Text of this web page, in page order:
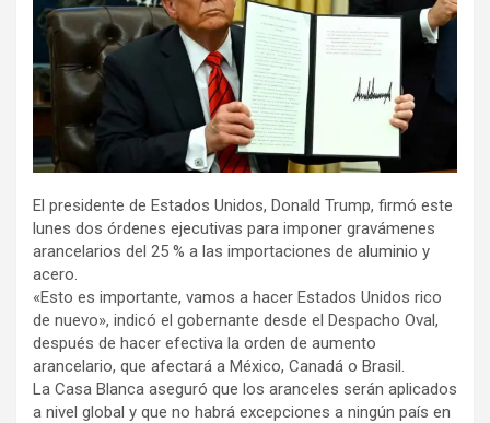
El presidente de Estados Unidos, Donald Trump, firmó este
lunes dos órdenes ejecutivas para imponer gravámenes
arancelarios del 25 % a las importaciones de aluminio y
acero.
«Esto es importante, vamos a hacer Estados Unidos rico
de nuevo», indicó el gobernante desde el Despacho Oval,
después de hacer efectiva la orden de aumento
arancelario, que afectará a México, Canadá o Brasil.
La Casa Blanca aseguró que los aranceles serán aplicados
a nivel global y que no habrá excepciones a ningún país en